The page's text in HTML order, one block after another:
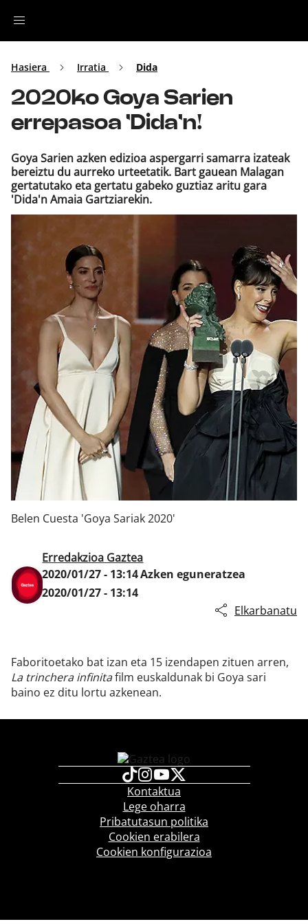
Irratia
Top Gaztea
Podcastak
Musika
Ekitaldiak
Ikus-entzunezkoak
Klisk
Hasiera Irratia Dida
2020ko Goya Sarien
errepasoa 'Dida'n!
Goya Sarien azken edizioa aspergarri samarra izateak
bereiztu du aurreko urteetatik. Bart gauean Malagan
gertatutako eta gertatu gabeko guztiaz aritu gara
'Dida'n Amaia Gartziarekin.
Belen Cuesta 'Goya Sariak 2020'
Erredakzioa Gaztea
2020/01/27 - 13:14Azken eguneratzea
2020/01/27 - 13:14
Elkarbanatu
Faboritoetako bat izan eta 15 izendapen zituen arren,
La trinchera infinitafilm euskaldunak bi Goya sari
baino ez ditu lortu azkenean.
Kontaktua
Lege oharra
Pribatutasun politika
Cookien erabilera
Cookien konfigurazioa